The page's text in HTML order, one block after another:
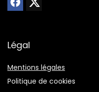
Légal
Mentions légales
Politique de cookies